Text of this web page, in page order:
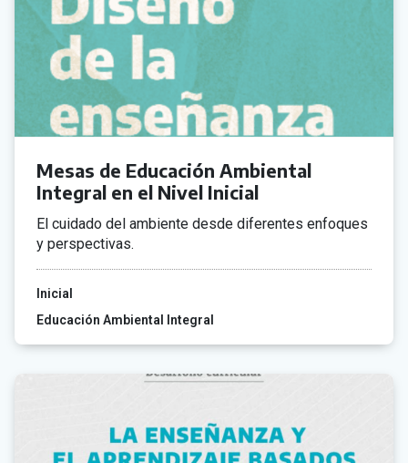
Mesas de Educación Ambiental
Integral en el Nivel Inicial
El cuidado del ambiente desde diferentes enfoques
y perspectivas.
Inicial
Educación Ambiental Integral